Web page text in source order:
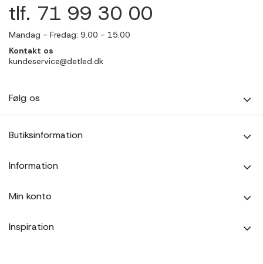
tlf. 71 99 30 00
Mandag - Fredag: 9.00 - 15.00
Kontakt os
kundeservice@detled.dk
Følg os
Butiksinformation
Information
Min konto
Inspiration